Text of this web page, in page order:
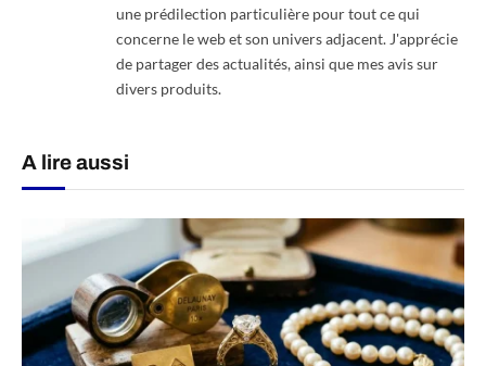
une prédilection particulière pour tout ce qui
concerne le web et son univers adjacent. J'apprécie
de partager des actualités, ainsi que mes avis sur
divers produits.
A lire aussi